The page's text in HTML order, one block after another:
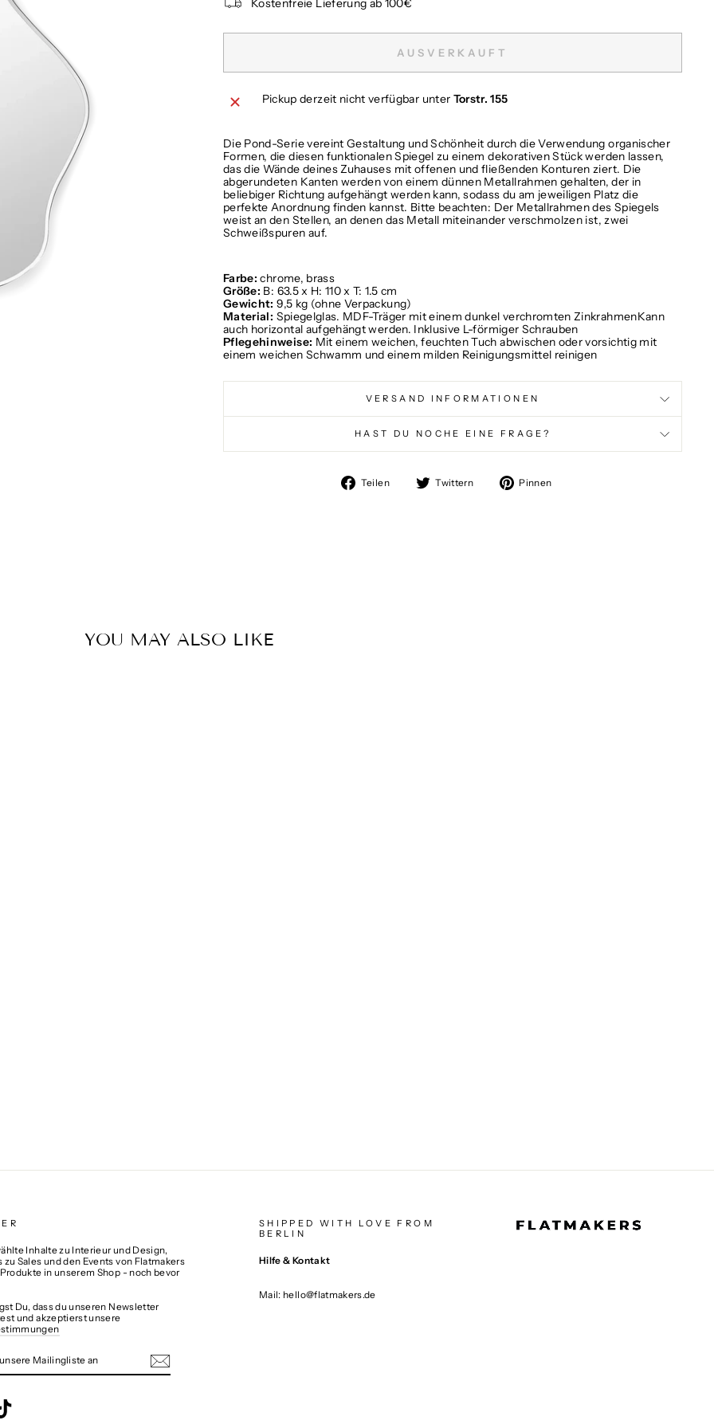
AUSVERKAUFT
Pickup derzeit nicht verfügbar unter Torstr. 155
Die Pond-Serie vereint Gestaltung und Schönheit durch die Verwendung organischer
Formen, die diesen funktionalen Spiegel zu einem dekorativen Stück werden lassen,
das die Wände deines Zuhauses mit offenen und fließenden Konturen ziert. Die
abgerundeten Kanten werden von einem dünnen Metallrahmen gehalten, der in
beliebiger Richtung aufgehängt werden kann, sodass du am jeweiligen Platz die
perfekte Anordnung finden kannst. Bitte beachten: Der Metallrahmen des Spiegels
weist an den Stellen, an denen das Metall miteinander verschmolzen ist, zwei
Schweißspuren auf.
Farbe: chrome, brass
Größe: B: 63.5 x H: 110 x T: 1.5 cm
Gewicht: 9,5 kg (ohne Verpackung)
Material: Spiegelglas. MDF-Träger mit einem dunkel verchromten ZinkrahmenKann
auch horizontal aufgehängt werden. Inklusive L-förmiger Schrauben
Pflegehinweise: Mit einem weichen, feuchten Tuch abwischen oder vorsichtig mit
einem weichen Schwamm und einem milden Reinigungsmittel reinigen
VERSAND INFORMATIONEN
HAST DU NOCHE EINE FRAGE?
Teilen
Auf
Facebook
Twittern
Auf
Twitter
Pinnen
YOU MAY ALSO LIKE
Inhalte zu Interieur und Design,
Sales und den Events von Flatmakers
in unserem Shop - noch bevor
Du, dass du unseren Newsletter
und akzeptierst unsere
TikTok
SHIPPED WITH LOVE FROM
BERLIN
Hilfe & Kontakt
Mail: hello@flatmakers.de